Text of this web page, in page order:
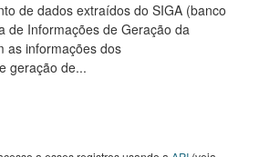
de dados extraídos do SIGA (banco
de Informações de Geração da
as informações dos
geração de...